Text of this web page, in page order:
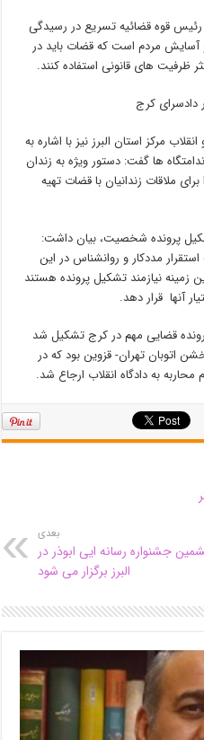
رئیس قوه قضائیه تسریع در رسیدگی
مردم است که قضات باید در
ظرفیت های قانونی استفاده کنند.
کرج
مرکز استان البرز نیز با اشاره به
ها گفت: دستور ویژه به زندان
ملاقات زندانیان با قضات تهیه
پرونده شخصیت، بیان داشت:
استقرار مددکار و روانشناس در این
زمینه نیازمند تشکیل پرونده هستند
آنها قرار دهد.
قضایی مهم در کرج تشکیل شد
اتوبان تهران- قزوین بود که در
به دادگاه انقلاب ارجاع شد.
بعدی
جشنواره رسانه ایی ابوذر در
البرز برگزار می شود